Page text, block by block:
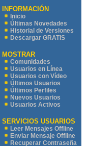
INFORMACIÓN
Inicio
Últimas Novedades
Historial de Versiones
Descargar GRATIS
MOSTRAR
Comunidades
Usuarios en Línea
Usuarios con Vídeo
Últimos Usuarios
Últimos Perfiles
Nuevos Usuarios
Usuarios Activos
SERVICIOS USUARIOS
Leer Mensajes Offline
Enviar Mensaje Offline
Recuperar Contraseña